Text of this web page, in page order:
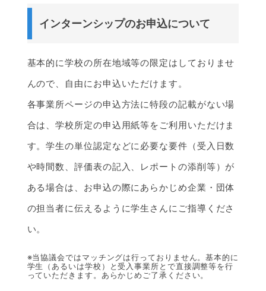
インターンシップのお申込について
基本的に学校の所在地域等の限定はしておりませ
んので、自由にお申込いただけます。
各事業所ページの申込方法に特段の記載がない場
合は、学校所定の申込用紙等をご利用いただけま
す。学生の単位認定などに必要な要件（受入日数
や時間数、評価表の記入、レポートの添削等）が
ある場合は、お申込の際にあらかじめ企業・団体
の担当者に伝えるように学生さんにご指導くださ
い。
※当協議会ではマッチングは行っておりません。基本的に
学生（あるいは学校）と受入事業所とで直接調整等を行
っていただきます。あらかじめご了承ください。